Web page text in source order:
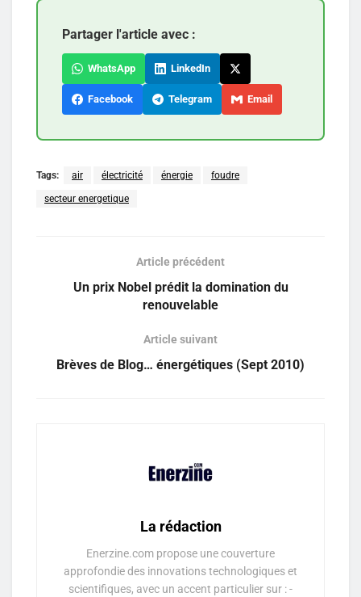
Partager l'article avec :
WhatsApp LinkedIn
Facebook Telegram Email
Tags: air électricité énergie foudre
secteur energetique
Article précédent
Un prix Nobel prédit la domination du
renouvelable
Article suivant
Brèves de Blog… énergétiques (Sept 2010)
La rédaction
Enerzine.com propose une couverture
approfondie des innovations technologiques et
scientifiques, avec un accent particulier sur : -